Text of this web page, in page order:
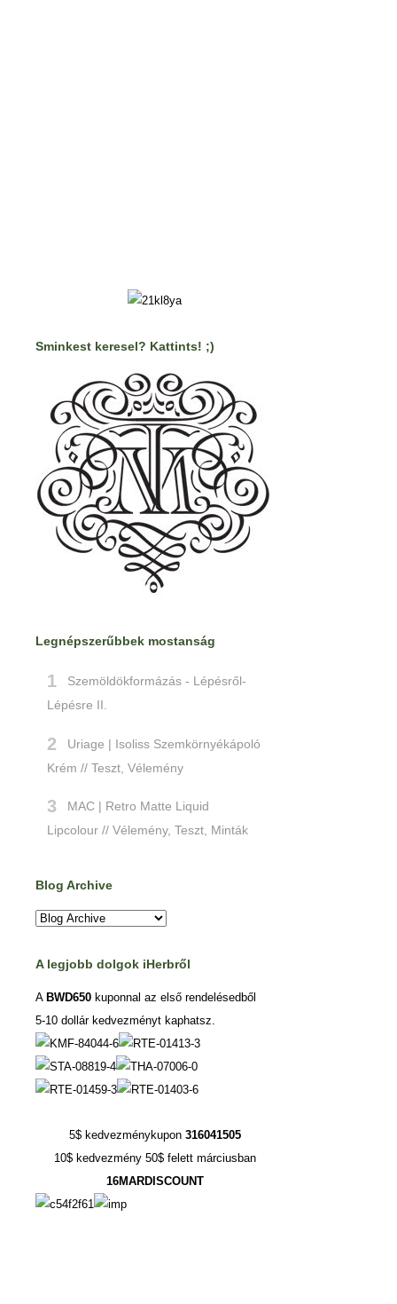
Sminkest keresel? Kattints! ;)
Legnépszerűbbek mostanság
Szemöldökformázás - Lépésről-
Lépésre II.
Uriage | Isoliss Szemkörnyékápoló
Krém // Teszt, Vélemény
MAC | Retro Matte Liquid
Lipcolour // Vélemény, Teszt, Minták
Blog Archive
A legjobb dolgok iHerbről
A BWD650 kuponnal az első rendelésedből
5-10 dollár kedvezményt kaphatsz.
5$ kedvezménykupon 316041505
10$ kedvezmény 50$ felett márciusban
16MARDISCOUNT